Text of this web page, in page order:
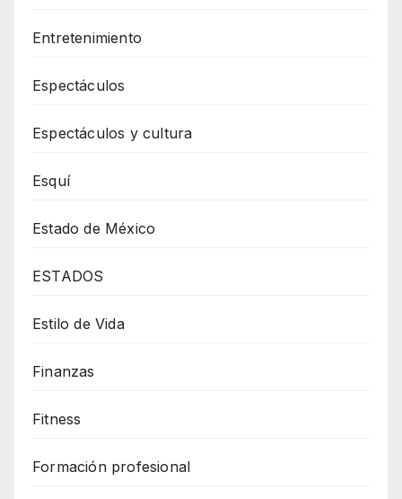
Entretenimiento
Espectáculos
Espectáculos y cultura
Esquí
Estado de México
ESTADOS
Estilo de Vida
Finanzas
Fitness
Formación profesional